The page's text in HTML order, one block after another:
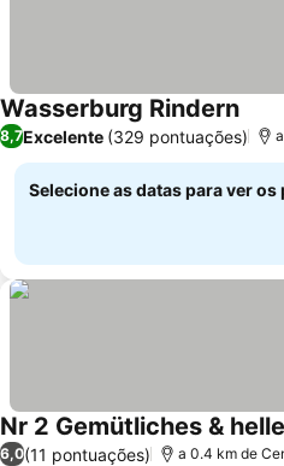
Wasserburg RindernVer
8,7Excelente (329 pontuações)
Selecione as datas para ver os
Nr 2 Gemütliches &
6,0(11 pontuações) a 0.4 km de